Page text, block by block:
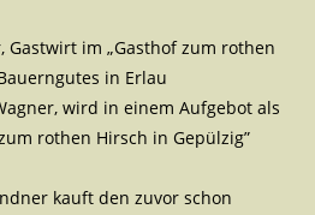
Gastwirt im „Gasthof zum rothen
in Erlau
wird in einem Aufgebot als
rothen Hirsch in Gepülzig”
kauft den zuvor schon